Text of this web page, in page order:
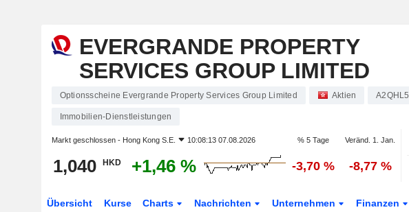
EVERGRANDE PROPERTY
SERVICES GROUP LIMITED
Optionsscheine Evergrande Property Services Group Limited Aktien A2QHL5
Immobilien-Dienstleistungen
Markt geschlossen - Hong Kong S.E. 10:08:13 07.08.2026 % 5 Tage Veränd. 1. Jan.
1,040 HKD +1,46 % -3,70 % -8,77 %
Übersicht Kurse Charts Nachrichten Unternehmen Finanzen